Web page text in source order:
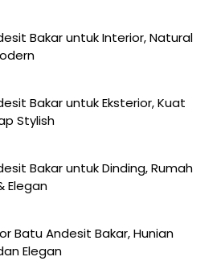
Bakar untuk Interior, Natural
Bakar untuk Eksterior, Kuat
Stylish
Bakar untuk Dinding, Rumah
Elegan
Batu Andesit Bakar, Hunian
Elegan